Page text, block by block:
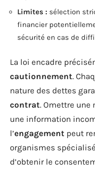
Limites : sélection
financier
sécurité en cas de
La loi encadre
cautionnement.
nature des dettes
contrat. Omettre
une information
l’engagement peut
organismes
d’obtenir le